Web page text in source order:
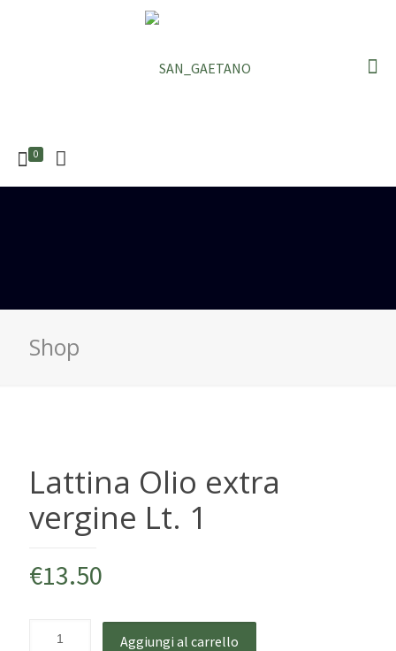
0
Shop
Lattina Olio extra
vergine Lt. 1
€13.50
Aggiungi al carrello